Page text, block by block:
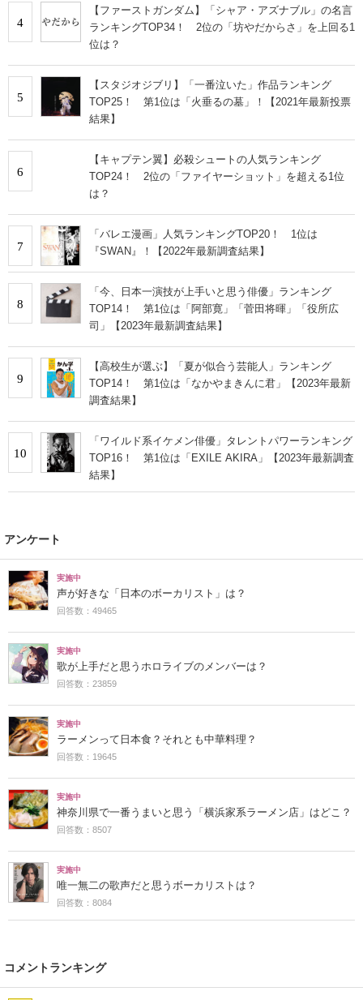
4
【ファーストガンダム】「シャア・アズナブル」の名言
ランキングTOP34！ 2位の「坊やだからさ」を上回る1
位は？
5
【スタジオジブリ】「一番泣いた」作品ランキング
TOP25！ 第1位は「火垂るの墓」！【2021年最新投票
結果】
6
【キャプテン翼】必殺シュートの人気ランキング
TOP24！ 2位の「ファイヤーショット」を超える1位
は？
7
「バレエ漫画」人気ランキングTOP20！ 1位は
『SWAN』！【2022年最新調査結果】
8
「今、日本一演技が上手いと思う俳優」ランキング
TOP14！ 第1位は「阿部寛」「菅田将暉」「役所広
司」【2023年最新調査結果】
9
【高校生が選ぶ】「夏が似合う芸能人」ランキング
TOP14！ 第1位は「なかやまきんに君」【2023年最新
調査結果】
10
「ワイルド系イケメン俳優」タレントパワーランキング
TOP16！ 第1位は「EXILE AKIRA」【2023年最新調査
結果】
アンケート
実施中
声が好きな「日本のボーカリスト」は？
回答数：49465
実施中
歌が上手だと思うホロライブのメンバーは？
回答数：23859
実施中
ラーメンって日本食？それとも中華料理？
回答数：19645
実施中
神奈川県で一番うまいと思う「横浜家系ラーメン店」はどこ？
回答数：8507
実施中
唯一無二の歌声だと思うボーカリストは？
回答数：8084
コメントランキング